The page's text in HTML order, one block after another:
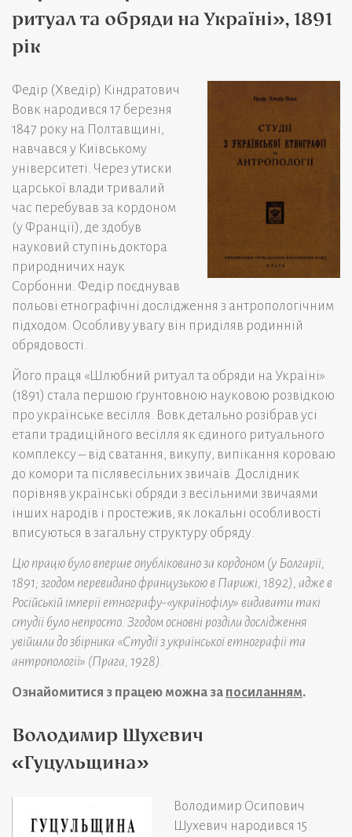
ритуал та обряди на Україні», 1891
рік
Федір (Хведір) Кіндратович
Вовк народився 17 березня
1847 року на Полтавщині,
навчався у Київському
університеті. Через утиски
царської влади тривалий
час перебував за кордоном
(у Франції), де здобув
науковий ступінь доктора
природничих наук
Сорбонни. Федір поєднував
польові етнографічні дослідження з антропологічним
підходом. Особливу увагу він приділяв родинній
обрядовості.
Його праця «Шлюбний ритуал та обряди на Україні»
(1891) стала першою ґрунтовною науковою розвідкою
про українське весілля. Вовк детально розібрав усі
етапи традиційного весілля як єдиного ритуального
комплексу – від сватання, викупу, випікання короваю
до комори та післявесільних звичаїв. Дослідник
порівняв українські обряди з весільними звичаями
інших народів і простежив, як локальні особливості
вписуються в загальну структуру обряду.
Цю працю було вперше опубліковано за кордоном (у Болгарії,
1891; згодом перевидано французькою в Парижі, 1892), адже в
Російській імперії етнографу-«українофілу» видавати такі
студії було непросто. Згодом основні розділи дослідження
увійшли до збірника «Студії з української етнографії та
антропології» (Прага, 1928).
Ознайомитися з працею можна за посиланням.
Володимир Шухевич
«Гуцульщина»
Володимир Осипович
Шухевич народився 15